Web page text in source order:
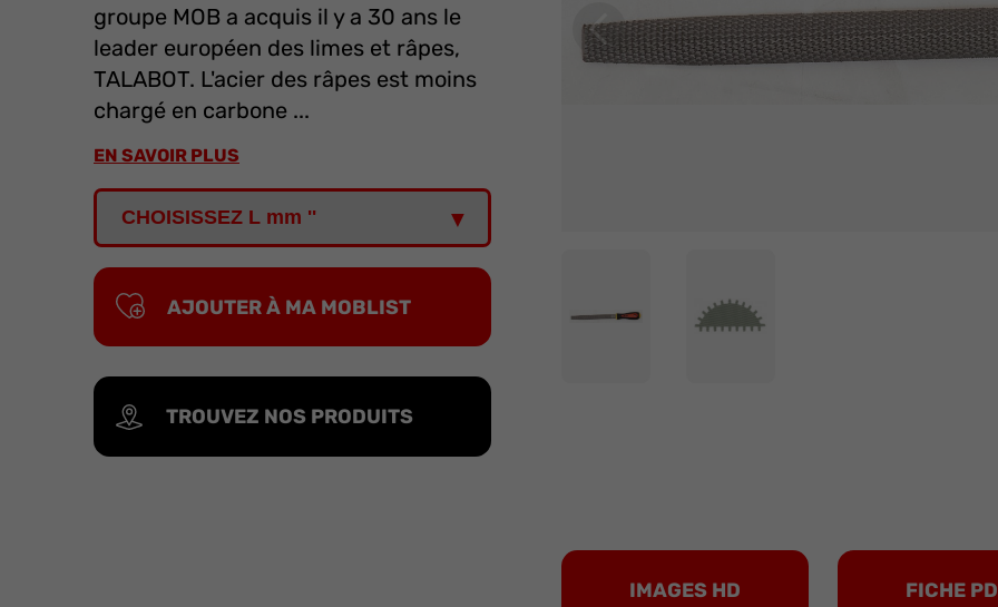
groupe MOB a acquis il y a 30 ans le
leader européen des limes et râpes,
TALABOT. L'acier des râpes est moins
chargé en carbone ...
EN SAVOIR PLUS
AJOUTER À MA MOBLIST
TROUVEZ NOS PRODUITS
IMAGES HD FICHE